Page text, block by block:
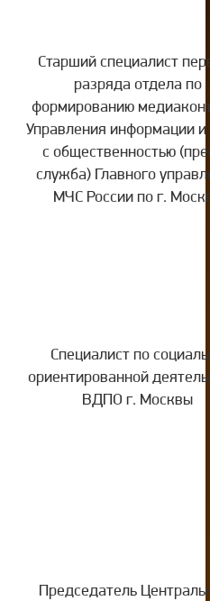
Старший специалист
разряда отдела по
формированию
Управления информации и
с общественностью
служба) Главного
МЧС России по г.
Специалист по
ориентированной
ВДПО г. Москвы
Председатель